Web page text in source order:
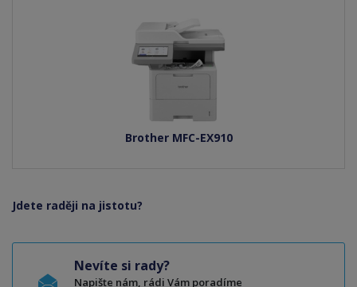
Brother MFC-EX910
Jdete raději na jistotu?
Nevíte si rady?
Napište nám, rádi Vám poradíme